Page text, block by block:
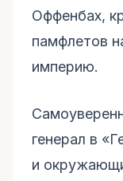
Оффенбах,
памфлетов
империю.
генерал в
и